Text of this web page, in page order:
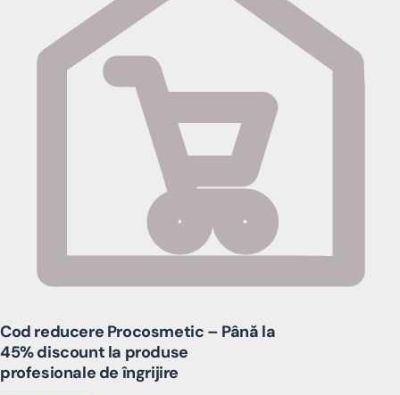
Cod reducere Procosmetic – Până la
45% discount la produse
profesionale de îngrijire